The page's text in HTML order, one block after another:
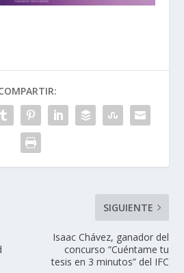
SIGUIENTE
Isaac Chávez, ganador del
concurso “Cuéntame tu
tesis en 3 minutos” del IFC